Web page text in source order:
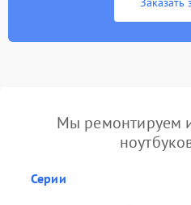
Мы ремонтируем
Серии